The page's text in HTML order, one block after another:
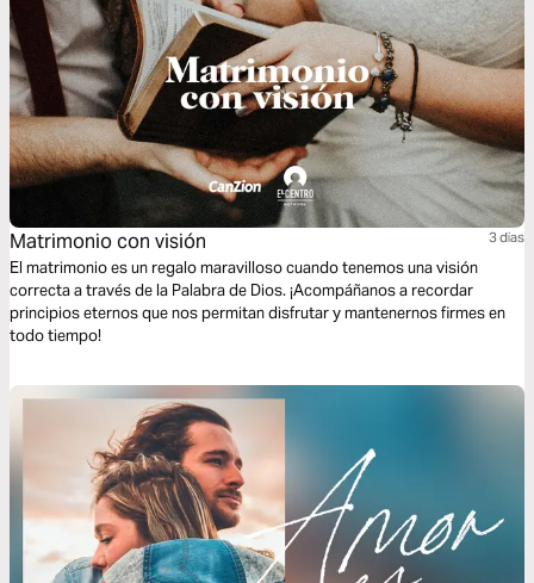
Matrimonio con visión 3 dias
El matrimonio es un regalo maravilloso cuando tenemos una visión
correcta a través de la Palabra de Dios. ¡Acompáñanos a recordar
principios eternos que nos permitan disfrutar y mantenernos firmes en
todo tiempo!